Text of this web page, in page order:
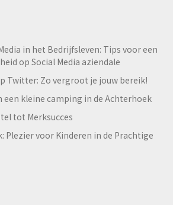
in het Bedrijfsleven: Tips voor een
op Social Media aziendale
Twitter: Zo vergroot je jouw bereik!
een kleine camping in de Achterhoek
tot Merksucces
Plezier voor Kinderen in de Prachtige